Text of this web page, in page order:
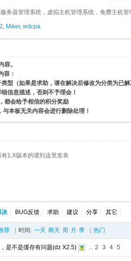
务器管理系统，虚拟主机管理系统，免费主机
, Miker, wdcpa
容。
容：
型（如果是求助，请在解决后修改为分类为已
信息描述，否则不予理会！
都会给予相信的积分奖励
本板无关内容会进行删除处理！
1.X版本的请到这里发表
决 BUG反馈 求助 建议 分享 其它
荐 时间: 一天 两天 周 月 季 热门
是不是缓存有问题(dz X2.5) ... 2 3 4 5